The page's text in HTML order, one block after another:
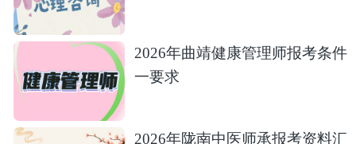
2026年曲靖健康管理师报考条件
一要求
2026年陇南中医师承报考资料汇